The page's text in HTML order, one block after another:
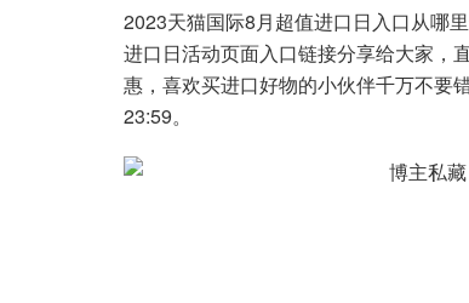
2023天猫国际8月超值进口日入口从哪
进口日活动页面入口链接分享给大家，
惠，喜欢买进口好物的小伙伴千万不要
23:59。